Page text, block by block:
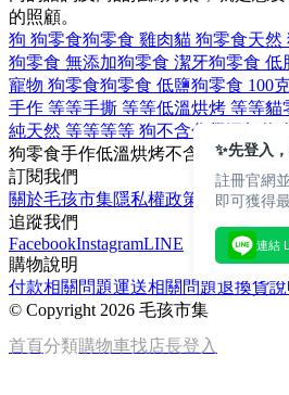
的照顧。
狗 狗零食狗零食 雞肉貓 狗零食天然
狗零食 無添加狗零食 潔牙狗零食 低
寵物 狗零食狗零食 低鹽狗零食 100
手作 等等手撕 等等低溫烘烤 等等貓
純天然 等等等等 狗不含化學添加物
狗零食手作低溫烘烤不含化學添加物
訂閱我們
關於毛孩市集隱私權政策
文章
追蹤我們
FacebookInstagramLINE
購物說明
付款相關問題運送相關問題退換貨說
© Copyright 2026 毛孩市集
首頁分類購物車找店長登入
✨先登入
註冊官網
即可獲得
連結